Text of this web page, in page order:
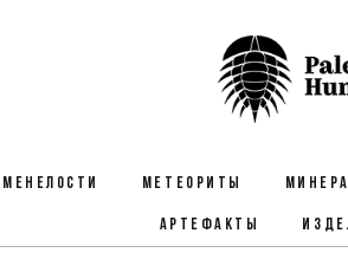
МЕТЕОРИТЫ
АРТЕФАКТЫ